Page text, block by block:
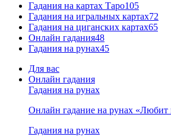
Гадания на картах Таро105
Гадания на игральных картах72
Гадания на циганских картах65
Онлайн гадания48
Гадания на рунах45
Для вас
Онлайн гадания
Гадания на рунах
Онлайн гадание на рунах «Любит
Гадания на рунах